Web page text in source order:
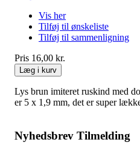
Vis her
Tilføj til ønskeliste
Tilføj til sammenligning
Pris 16,00 kr.
Læg i kurv
Lys brun imiteret ruskind med
er 5 x 1,9 mm, det er super
Nyhedsbrev Tilmelding